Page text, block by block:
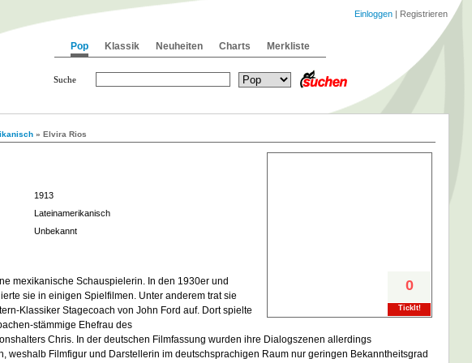
» Elvira Rios
0
TickIt!
1913
Lateinamerikanisch
Unbekannt
mexikanische Schauspielerin. In den 1930er und
sie in einigen Spielfilmen. Unter anderem trat sie
Klassiker Stagecoach von John Ford auf. Dort spielte
stämmige Ehefrau des
Chris. In der deutschen Filmfassung wurden ihre Dialogszenen allerdings
weshalb Filmfigur und Darstellerin im deutschsprachigen Raum nur geringen Bekanntheitsgrad
Pop Klassik Neuheiten Charts Merkliste
Einloggen | Registrieren
Suche